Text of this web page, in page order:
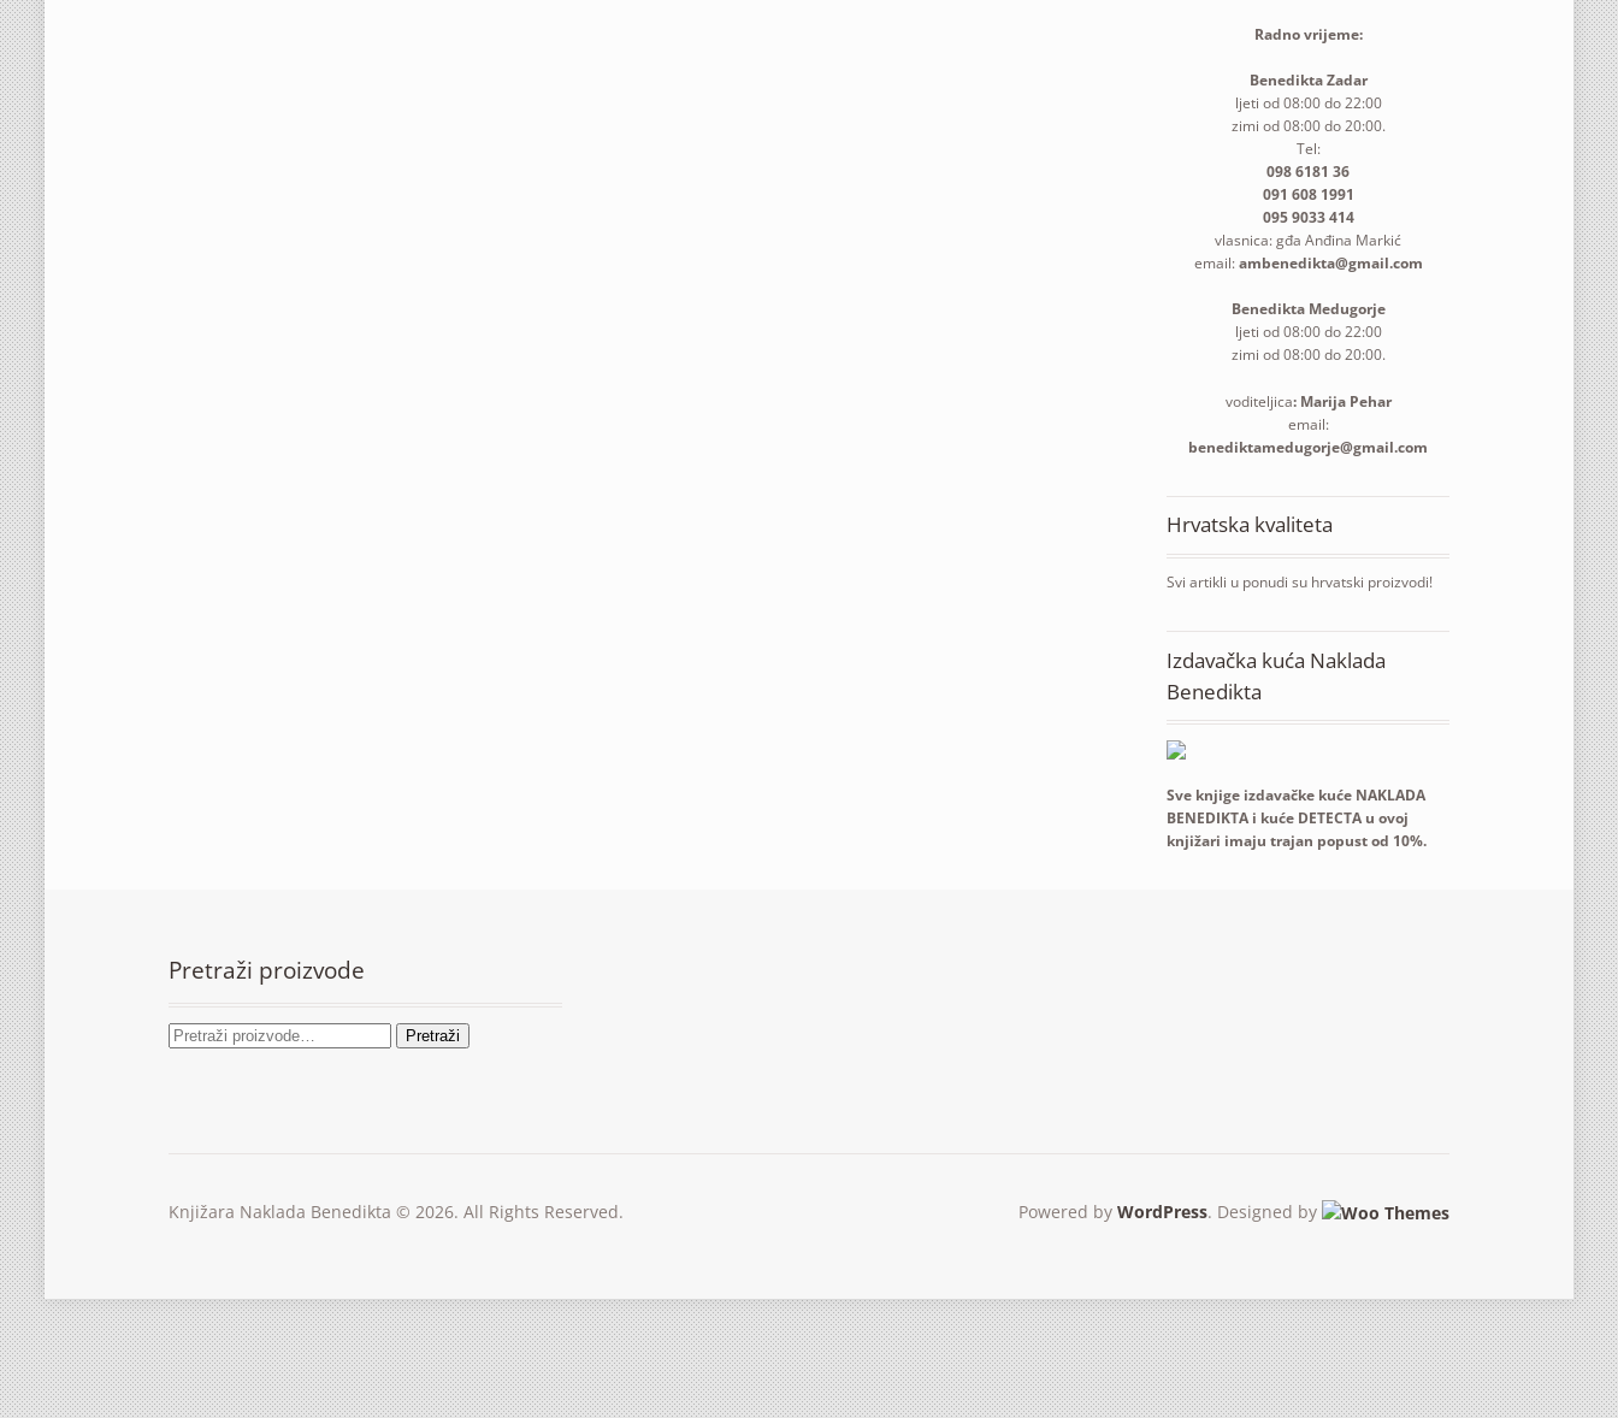
Radno vrijeme:
Benedikta Zadar
ljeti od 08:00 do 22:00
zimi od 08:00 do 20:00.
Tel:
098 6181 36
091 608 1991
095 9033 414
vlasnica: gđa Anđina Markić
email:ambenedikta@gmail.com
Benedikta Medugorje
ljeti od 08:00 do 22:00
zimi od 08:00 do 20:00.
voditeljica: Marija Pehar
email:
benediktamedugorje@gmail.com
Hrvatska kvaliteta
Svi artikli u ponudi su hrvatski proizvodi!
Izdavačka kuća Naklada
Benedikta
Sve knjige izdavačke kuće NAKLADA
BENEDIKTA i kuće DETECTA u ovoj
knjižari imaju trajan popust od 10%.
Pretraži proizvode
Pretraži
Knjižara Naklada Benedikta © 2026. All Rights Reserved. Powered by WordPress. Designed by